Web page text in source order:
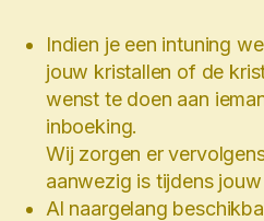
Indien je een intuning
jouw kristallen of de
wenst te doen aan
inboeking.
Wij zorgen er
aanwezig is tijdens
Al naargelang